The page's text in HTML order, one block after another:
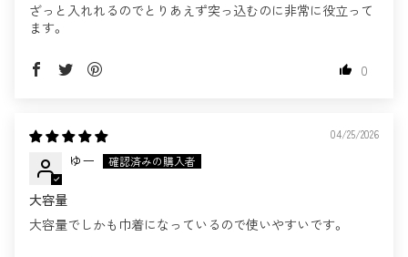
ざっと入れれるのでとりあえず突っ込むのに非常に役立って
ます。
0
04/25/2026
ゆー
大容量
大容量でしかも巾着になっているので使いやすいです。